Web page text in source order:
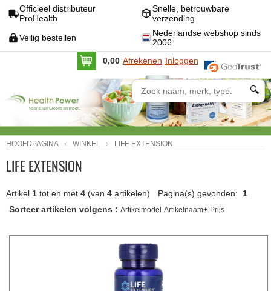
Officieel distributeur
ProHealth
Snelle, betrouwbare
verzending
Veilig bestellen
Nederlandse webshop sinds
2006
0,00 Afrekenen Inloggen
🔍
HOOFDPAGINA WINKEL LIFE EXTENSION
LIFE EXTENSION
Pagina(s) gevonden: 1
Artikel 1 tot en met 4 (van 4 artikelen)
Sorteer artikelen volgens : Artikelmodel Artikelnaam+ Prijs